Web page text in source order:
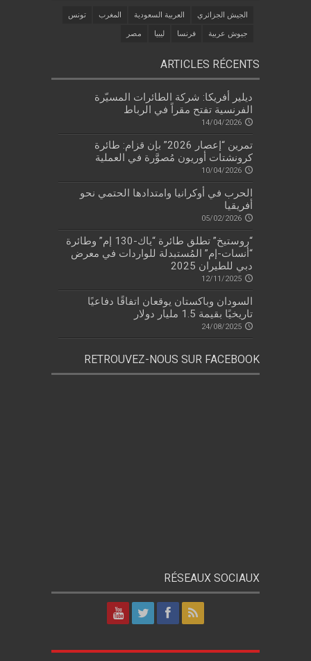
الجيش الجزائري العربية السعودية المغرب تونس
جيوش عربية فرنسا ليبيا مصر
ARTICLES RÉCENTS
ديلير أفريكا: شركة الطائرات المسيّرة
الفرنسية تفتح مقراً في الرباط
14/04/2026
تمرين “إعصار 2026” بإن قزام: طائرة
كرونشتات أوريون مُصوَّرة في العملية
10/04/2026
الحرب في أوكرانيا وامتدادها الحتمي نحو
أفريقيا
05/02/2026
“روستيخ” تطلق طائرة “ياك-130 إم” وطائرة
“أنسات-إم” المُستبدلة للواردات في معرض
دبي للطيران 2025
12/11/2025
السودان وباكستان يوقعان اتفاقًا دفاعيًا
تاريخيًا بقيمة 1.5 مليار دولار
24/08/2025
RETROUVEZ-NOUS SUR FACEBOOK
RÉSEAUX SOCIAUX